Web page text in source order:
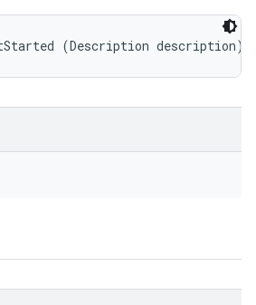
(Description description)